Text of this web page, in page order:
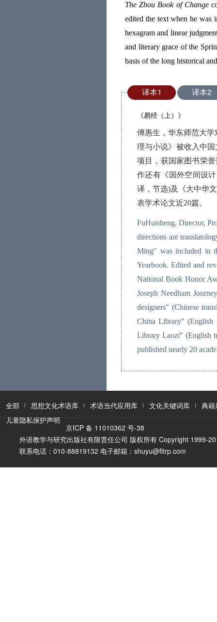
The Zhou Book of Change
edited the text when he was
hexagram and linear
and literary grace of the
basis of the long historical
译本1 译本2
《易经（上）》
傅惠生，华东师范大
理与小说》被收入中
项目，获国家图书荣誉
作还有《国外空间设
译，节选)及《大中华
表学术论文近20篇。
FuHuisheng, Director,
directions are
Ming" was included in
Yearbook. Edited and
National Book Honor
Joseph Needham
designers" (Chinese
China Library" (English
Library Laozi" (English
published nearly 20
全部 思想文化术语库 术语当代应用库 文化关键词库
典籍
儿童隐私保护声明
京ICP 备 11010362 号-38
外语教学与研究出版社有限责任公司 版权所有 Copyright 1999-
联系电话：010-88819132 电子邮箱：shuyu@fltrp.com